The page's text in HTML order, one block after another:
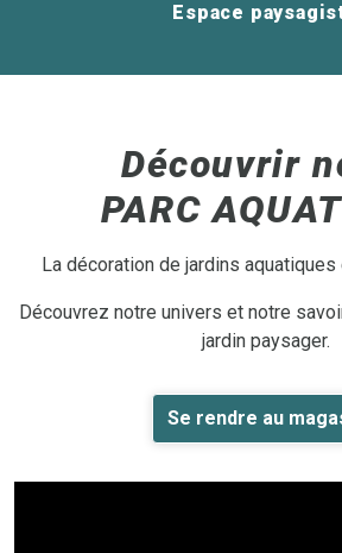
Espace
Découvrir
PARC
La décoration de jardins
Découvrez notre univers et notre
jardin paysager.
Se rendre au